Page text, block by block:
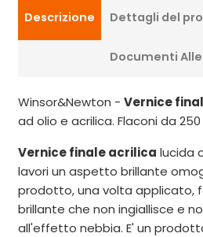
Descrizione Dettagli del
Documenti
Winsor&Newton - Vernice
ad olio e acrilica. Flaconi da
Vernice finale acrilica lucida
lavori un aspetto brillante
prodotto, una volta applicato,
brillante che non ingiallisce e
all'effetto nebbia. E' un